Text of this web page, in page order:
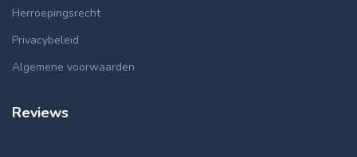
Herroepingsrecht
Privacybeleid
Algemene voorwaarden
Reviews